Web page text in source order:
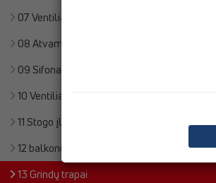
07 Ventiliacija ir oro kondicionavimas (VOK)
08 Atvamzdžiai klozetams
09 Sifonai pisuarams
10 Ventiliaciniai automatiniai voštuvai
11 Stogo įlajos
12 balkonų ir terasų trapai
13 Grindų trapai